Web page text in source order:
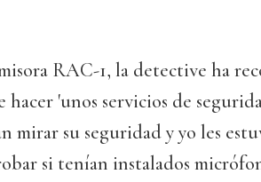
RAC-1, la detective ha
hacer 'unos servicios de
mirar su seguridad y yo les
si tenían instalados